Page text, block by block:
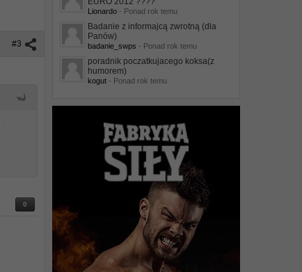
#3
0
Lionardo- Ponad rok temu
Badanie z informajcą zwrotną (dla
Panów)
badanie_swps - Ponad rok temu
poradnik poczatkujacego koksa(z
humorem)
kogut- Ponad rok temu